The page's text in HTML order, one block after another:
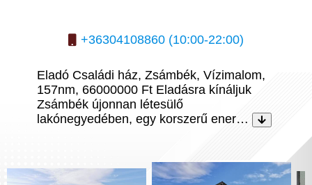
+36304108860 (10:00-22:00)
Eladó Családi ház, Zsámbék, Vízimalom,
157nm, 66000000 Ft Eladásra kínáljuk
Zsámbék újonnan létesülő
lakónegyedében, egy korszerű ener…